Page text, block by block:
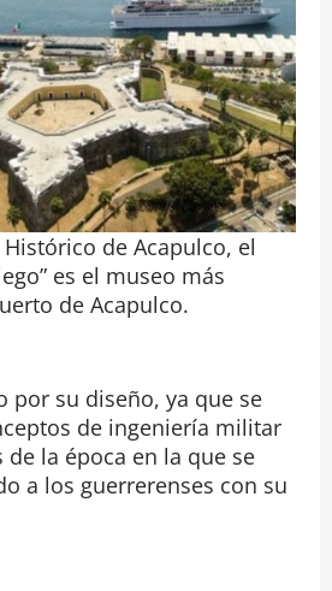
de Acapulco, el
es el museo más
de Acapulco.
por su diseño, ya que se
de ingeniería militar
la época en la que se
a los guerrerenses con su